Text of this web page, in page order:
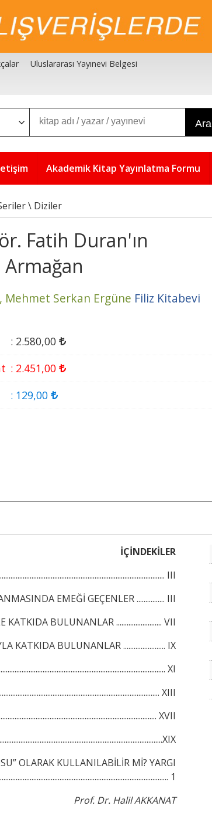
Uluslararası Yayınevi Belgesi
Ara
Akademik Kitap Yayınlatma Formu
\ Diziler
Fatih Duran'ın
Armağan
Mehmet Serkan Ergüne Filiz Kitabevi
: 2.580,00
: 2.451,00
: 129,00
İÇİNDEKİLER
III
EMEĞİ GEÇENLER ................ III
BULUNANLAR .......................... VII
KATKIDA BULUNANLAR ........................ IX
XI
XIII
XVII
OLARAK KULLANILABİLİR Mİ? YARGI
1
Prof. Dr. Halil AKKANAT